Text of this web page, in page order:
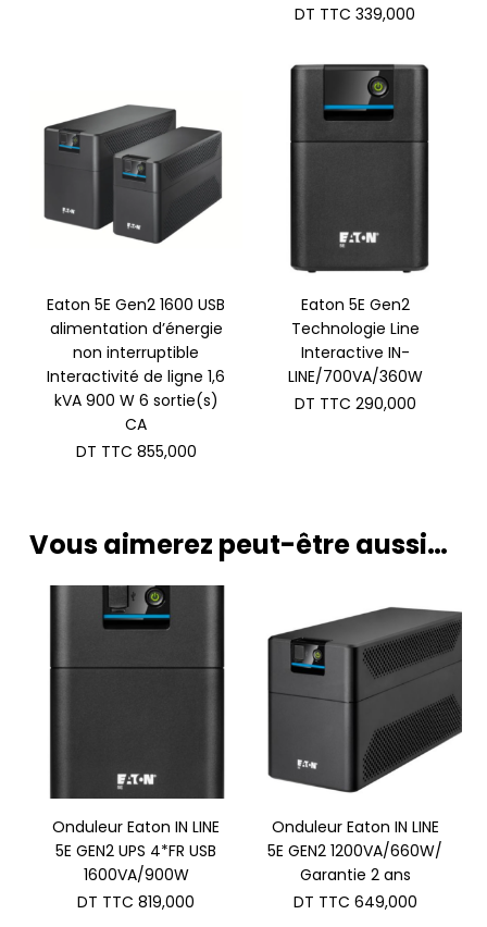
TTC 1.205,000.
DT TTC 339,000
Eaton 5E Gen2 1600 USB
alimentation d’énergie
non interruptible
Interactivité de ligne 1,6
kVA 900 W 6 sortie(s)
CA
DT TTC 855,000
Eaton 5E Gen2
Technologie Line
Interactive IN-
LINE/700VA/360W
DT TTC 290,000
Vous aimerez peut-être aussi…
Onduleur Eaton IN LINE
5E GEN2 UPS 4*FR USB
1600VA/900W
DT TTC 819,000
Onduleur Eaton IN LINE
5E GEN2 1200VA/660W/
Garantie 2 ans
DT TTC 649,000